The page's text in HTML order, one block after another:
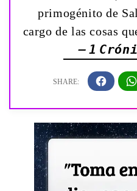
primogénito de
cargo de las cosas
— 1